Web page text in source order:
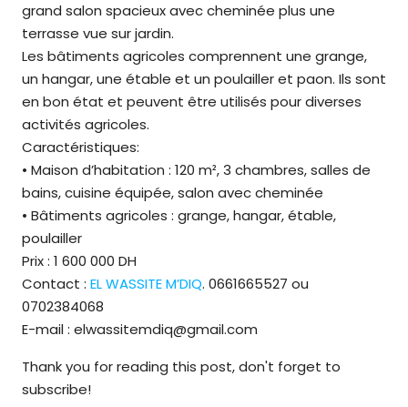
grand salon spacieux avec cheminée plus une
terrasse vue sur jardin.
Les bâtiments agricoles comprennent une grange,
un hangar, une étable et un poulailler et paon. Ils sont
en bon état et peuvent être utilisés pour diverses
activités agricoles.
Caractéristiques:
• Maison d’habitation : 120 m², 3 chambres, salles de
bains, cuisine équipée, salon avec cheminée
• Bâtiments agricoles : grange, hangar, étable,
poulailler
Prix : 1 600 000 DH
Contact : EL WASSITE M’DIQ. 0661665527 ou
0702384068
E-mail : elwassitemdiq@gmail.com
Thank you for reading this post, don't forget to
subscribe!